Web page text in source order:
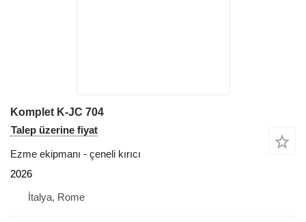
Komplet K-JC 704
Talep üzerine fiyat
Ezme ekipmanı - çeneli kırıcı
2026
İtalya, Rome